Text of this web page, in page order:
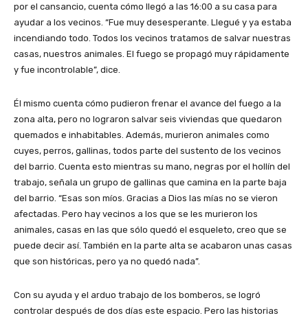
por el cansancio, cuenta cómo llegó a las 16:00 a su casa para
ayudar a los vecinos. “Fue muy desesperante. Llegué y ya estaba
incendiando todo. Todos los vecinos tratamos de salvar nuestras
casas, nuestros animales. El fuego se propagó muy rápidamente
y fue incontrolable”, dice.
Él mismo cuenta cómo pudieron frenar el avance del fuego a la
zona alta, pero no lograron salvar seis viviendas que quedaron
quemados e inhabitables. Además, murieron animales como
cuyes, perros, gallinas, todos parte del sustento de los vecinos
del barrio. Cuenta esto mientras su mano, negras por el hollín del
trabajo, señala un grupo de gallinas que camina en la parte baja
del barrio. “Esas son míos. Gracias a Dios las mías no se vieron
afectadas. Pero hay vecinos a los que se les murieron los
animales, casas en las que sólo quedó el esqueleto, creo que se
puede decir así. También en la parte alta se acabaron unas casas
que son históricas, pero ya no quedó nada”.
Con su ayuda y el arduo trabajo de los bomberos, se logró
controlar después de dos días este espacio. Pero las historias